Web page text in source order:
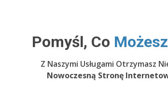
Pomyśl, Co
Z Naszymi Usługami Otrzymasz
Nowoczesną Stronę